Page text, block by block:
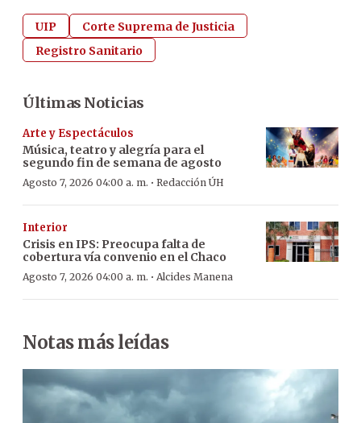
UIP
Corte Suprema de Justicia
Registro Sanitario
Últimas Noticias
Arte y Espectáculos
Música, teatro y alegría para el
segundo fin de semana de agosto
Agosto 7, 2026 04:00 a. m. · Redacción ÚH
Interior
Crisis en IPS: Preocupa falta de
cobertura vía convenio en el Chaco
Agosto 7, 2026 04:00 a. m. · Alcides Manena
Notas más leídas